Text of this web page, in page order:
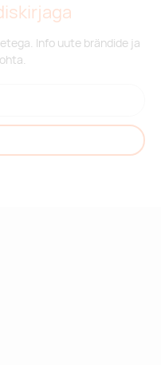
Info uute brändide ja